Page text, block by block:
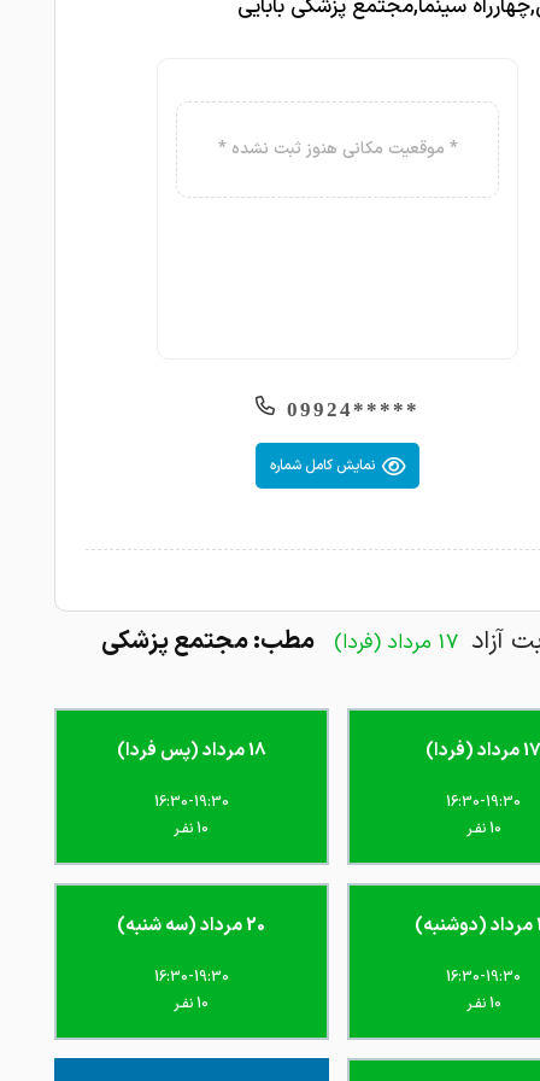
آزاد 17 مرداد (فردا) مطب: مجتمع پزشکی
(فردا)
16:30-19:30
10 نفـر
18 مرداد (پس فردا)
16:30-19:30
10 نفـر
16:30-19:30
10 نفـر
20 مرداد (سه شنبه)
16:30-19:30
10 نفـر
سینما,مجتمع پزشکی بابایی
* موقعیت مکانی هنوز ثبت نشده *
*****09924
نمایش کامل شماره